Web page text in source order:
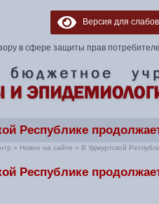
Версия для
в сфере защиты прав
Республике
» Новое на сайте » В Удмуртской
Республике